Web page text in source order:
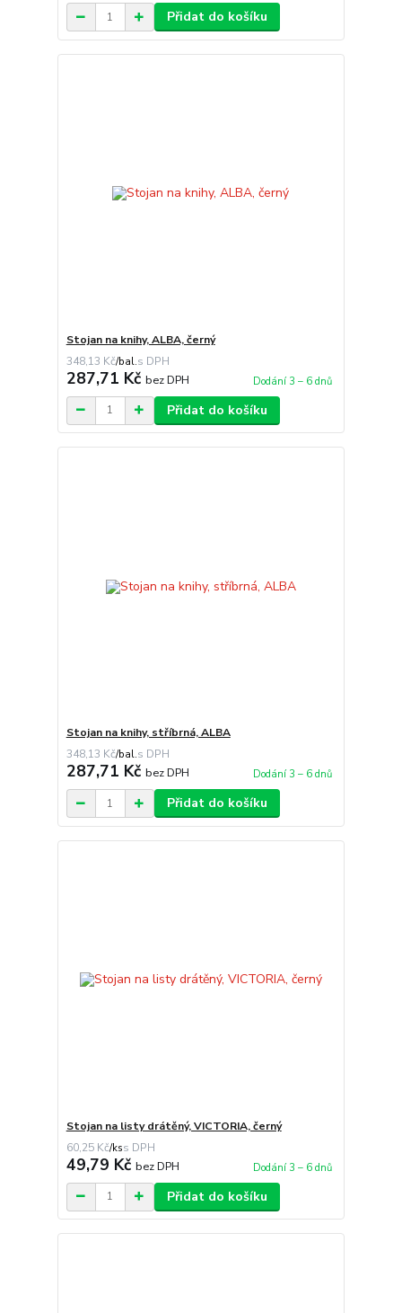
Přidat do košíku
Stojan na knihy, ALBA, černý
348,13 Kč/bal.
287,71 Kč bez DPH Dodání 3 – 6 dnů
Přidat do košíku
Stojan na knihy, stříbrná, ALBA
348,13 Kč/bal.
287,71 Kč bez DPH Dodání 3 – 6 dnů
Přidat do košíku
Stojan na listy drátěný, VICTORIA, černý
60,25 Kč/ks
49,79 Kč bez DPH Dodání 3 – 6 dnů
Přidat do košíku